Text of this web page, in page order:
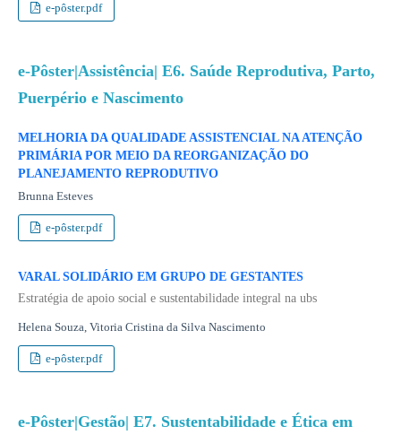
e-pôster.pdf
e-Pôster|Assistência| E6. Saúde Reprodutiva, Parto,
Puerpério e Nascimento
MELHORIA DA QUALIDADE ASSISTENCIAL NA ATENÇÃO
PRIMÁRIA POR MEIO DA REORGANIZAÇÃO DO
PLANEJAMENTO REPRODUTIVO
Brunna Esteves
e-pôster.pdf
VARAL SOLIDÁRIO EM GRUPO DE GESTANTES
Estratégia de apoio social e sustentabilidade integral na ubs
Helena Souza, Vitoria Cristina da Silva Nascimento
e-pôster.pdf
e-Pôster|Gestão| E7. Sustentabilidade e Ética em